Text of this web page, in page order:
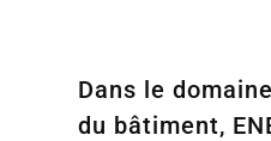
Dans le
du bâtiment,